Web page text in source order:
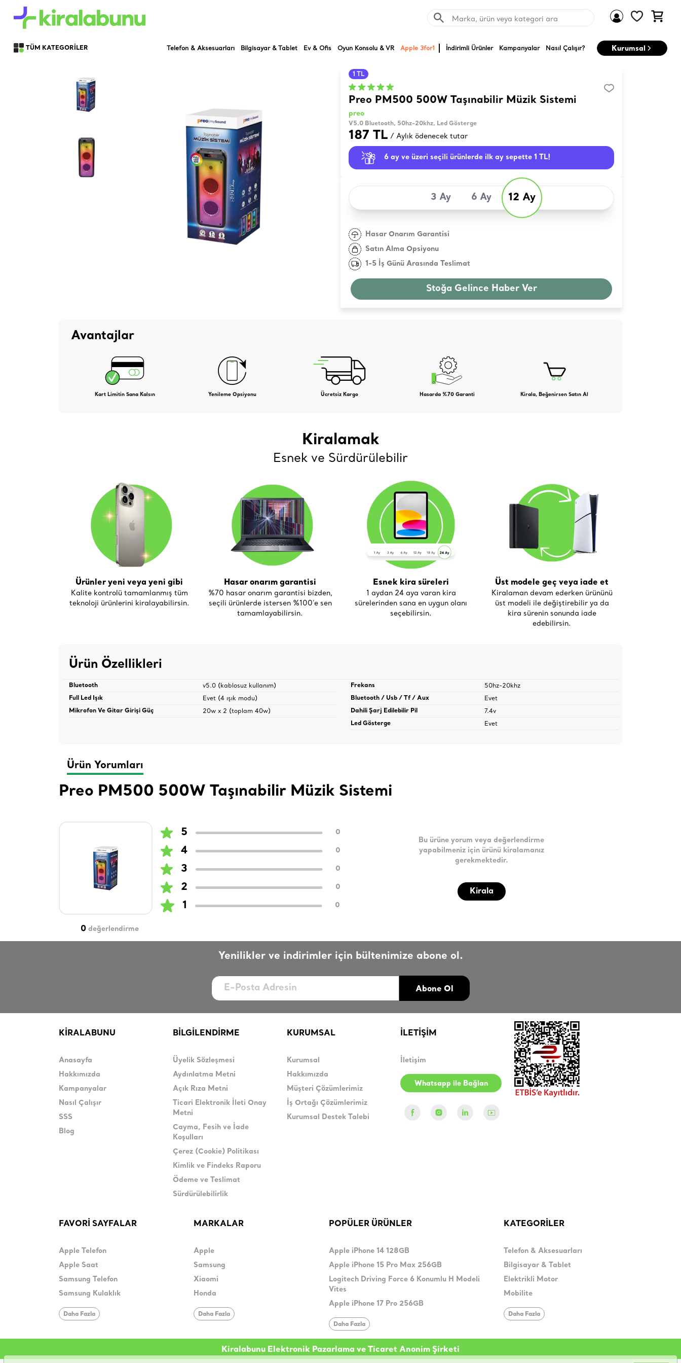
Marka, ürün veya kategori ara
TÜM KATEGORİLER Telefon & Aksesuarları Bilgisayar & Tablet Ev & Ofis Oyun Konsolu & VR Apple 3for1 İndirimli Ürünler Kampanyalar Nasıl Çalışır? Kurumsal
1 TL
Preo PM500 500W Taşınabilir Müzik Sistemi
preo
V5.0 Bluetooth, 50hz-20khz, Led Gösterge
187 TL / Aylık ödenecek tutar
6 ay ve üzeri seçili ürünlerde ilk ay sepette 1 TL!
3 Ay 6 Ay 12 Ay
Hasar Onarım Garantisi
Satın Alma Opsiyonu
1-5 İş Günü Arasında Teslimat
Stoğa Gelince Haber Ver
Avantajlar
Kart Limitin Sana Kalsın Yenileme Opsiyonu Ücretsiz Kargo Hasarda %70 Garanti Kirala, Beğenirsen Satın Al
Kiralamak
Esnek ve Sürdürülebilir
Ürünler yeni veya yeni gibi
Kalite kontrolü tamamlanmış tüm
teknoloji ürünlerini kiralayabilirsin.
Hasar onarım garantisi
%70 hasar onarım garantisi bizden,
seçili ürünlerde istersen %100’e sen
tamamlayabilirsin.
Esnek kira süreleri
1 aydan 24 aya varan kira
sürelerinden sana en uygun olanı
seçebilirsin.
Üst modele geç veya iade et
Kiralaman devam ederken ürününü
üst modeli ile değiştirebilir ya da
kira sürenin sonunda iade
edebilirsin.
Ürün Özellikleri
Bluetooth v5.0 (kablosuz kullanım)
Full Led Işık Evet (4 ışık modu)
Mikrofon Ve Gitar Girişi Güç 20w x 2 (toplam 40w)
Frekans 50hz-20khz
Bluetooth / Usb / Tf / Aux Evet
Dahili Şarj Edilebilir Pil 7.4v
Led Gösterge Evet
Ürün Yorumları
Preo PM500 500W Taşınabilir Müzik Sistemi
0 değerlendirme
5 0
4 0
3 0
2 0
1 0
Bu ürüne yorum veya değerlendirme
yapabilmeniz için ürünü kiralamanız
gerekmektedir.
Kirala
Yenilikler ve indirimler için bültenimize abone ol.
Abone Ol
KİRALABUNU
Anasayfa
Hakkımızda
Kampanyalar
Nasıl Çalışır
SSS
Blog
BİLGİLENDİRME
Üyelik Sözleşmesi
Aydınlatma Metni
Açık Rıza Metni
Ticari Elektronik İleti Onay
Metni
Cayma, Fesih ve İade
Koşulları
Çerez (Cookie) Politikası
Kimlik ve Findeks Raporu
Ödeme ve Teslimat
Sürdürülebilirlik
KURUMSAL
Kurumsal
Hakkımızda
Müşteri Çözümlerimiz
İş Ortağı Çözümlerimiz
Kurumsal Destek Talebi
İLETİŞİM
İletişim
Whatsapp ile Bağlan
FAVORİ SAYFALAR
Apple Telefon
Apple Saat
Samsung Telefon
Samsung Kulaklık
Daha Fazla
MARKALAR
Apple
Samsung
Xiaomi
Honda
Daha Fazla
POPÜLER ÜRÜNLER
Apple iPhone 14 128GB
Apple iPhone 15 Pro Max 256GB
Logitech Driving Force 6 Konumlu H Modeli
Vites
Apple iPhone 17 Pro 256GB
Daha Fazla
KATEGORİLER
Telefon & Aksesuarları
Bilgisayar & Tablet
Elektrikli Motor
Mobilite
Daha Fazla
Kiralabunu Elektronik Pazarlama ve Ticaret Anonim Şirketi